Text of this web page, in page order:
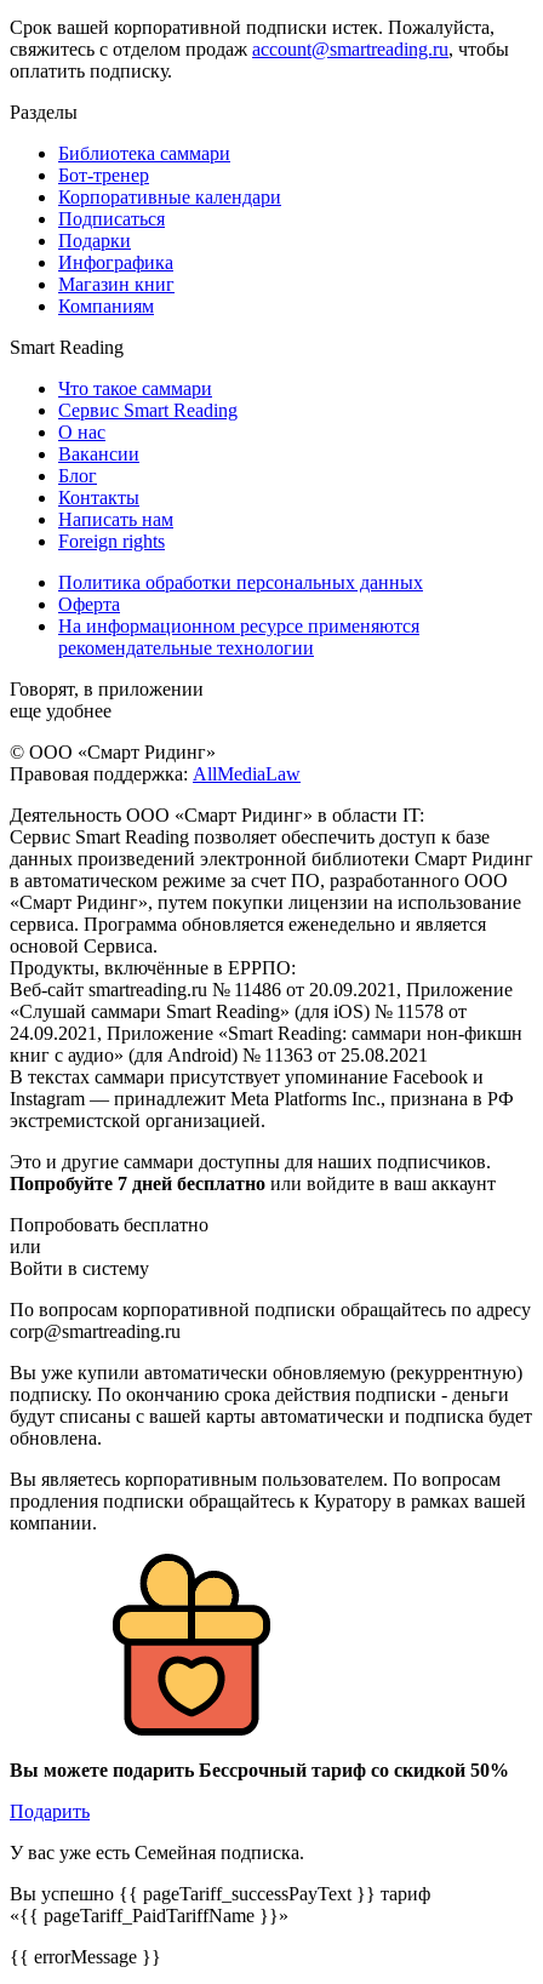
Срок вашей корпоративной подписки истек. Пожалуйста,
свяжитесь с отделом продаж account@smartreading.ru, чтобы
оплатить подписку.
Разделы
Библиотека саммари
Бот-тренер
Корпоративные календари
Подписаться
Подарки
Инфографика
Магазин книг
Компаниям
Smart Reading
Что такое саммари
Сервис Smart Reading
О нас
Вакансии
Блог
Контакты
Написать нам
Foreign rights
Политика обработки персональных данных
Оферта
На информационном ресурсе применяются
рекомендательные технологии
Говорят, в приложении
еще удобнее
© ООО «Смарт Ридинг»
Правовая поддержка: AllMediaLaw
Деятельность ООО «Смарт Ридинг» в области IT:
Сервис Smart Reading позволяет обеспечить доступ к базе
данных произведений электронной библиотеки Смарт Ридинг
в автоматическом режиме за счет ПО, разработанного ООО
«Смарт Ридинг», путем покупки лицензии на использование
сервиса. Программа обновляется еженедельно и является
основой Сервиса.
Продукты, включённые в ЕРРПО:
Веб-сайт smartreading.ru № 11486 от 20.09.2021, Приложение
«Слушай саммари Smart Reading» (для iOS) № 11578 от
24.09.2021, Приложение «Smart Reading: саммари нон-фикшн
книг с аудио» (для Android) № 11363 от 25.08.2021
В текстах саммари присутствует упоминание Facebook и
Instagram — принадлежит Meta Platforms Inc., признана в РФ
экстремистской организацией.
Это и другие саммари доступны для наших подписчиков.
Попробуйте 7 дней бесплатно или войдите в ваш аккаунт
Попробовать бесплатно
или
Войти в систему
По вопросам корпоративной подписки обращайтесь по адресу
corp@smartreading.ru
Вы уже купили автоматически обновляемую (рекуррентную)
подписку. По окончанию срока действия подписки - деньги
будут списаны с вашей карты автоматически и подписка будет
обновлена.
Вы являетесь корпоративным пользователем. По вопросам
продления подписки обращайтесь к Куратору в рамках вашей
компании.
Вы можете подарить Бессрочный тариф со скидкой 50%
Подарить
У вас уже есть Семейная подписка.
Вы успешно {{ pageTariff_successPayText }} тариф
«{{ pageTariff_PaidTariffName }}»
{{ errorMessage }}